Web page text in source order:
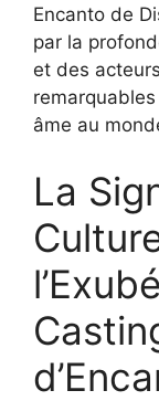
Encanto de
par la
et des
âme au
La